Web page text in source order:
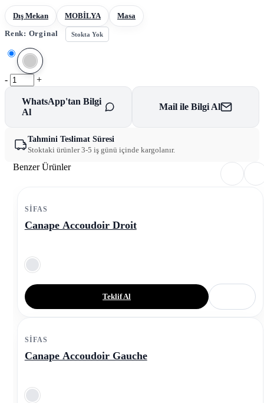
Dış Mekan MOBİLYA
Masa
Renk: Orginal Stokta Yok
- +
WhatsApp'tan Bilgi
Al
Mail ile Bilgi Al
Tahmini Teslimat Süresi
Stoktaki ürünler 3-5 iş günü içinde kargolanır.
Benzer Ürünler
SIFAS
Canape Accoudoir Droit
Teklif Al
SIFAS
Canape Accoudoir Gauche